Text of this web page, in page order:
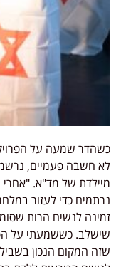
כשהדר שמעה על
לא חשבה פעמיים,
מיילדת של מד"א. "אחרי
נרתמים כדי לעזור
זמינה לנשים הרות
שישלב. כששמעתי על
שזה המקום הנכון